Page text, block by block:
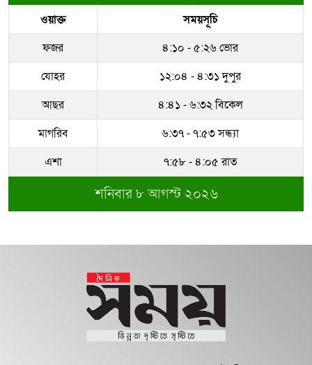
ওয়াক্ত
সময়সূচি
ফজর
৪:১০ - ৫:২৬ ভোর
যোহর
১২:০৪ - ৪:৩১ দুপুর
আছর
৪:৪১ - ৬:৩২ বিকেল
মাগরিব
৬:৩৭ - ৭:৫৩ সন্ধ্যা
এশা
৭:৫৮ - ৪:০৫ রাত
শনিবার ৮ আগস্ট ২০২৬